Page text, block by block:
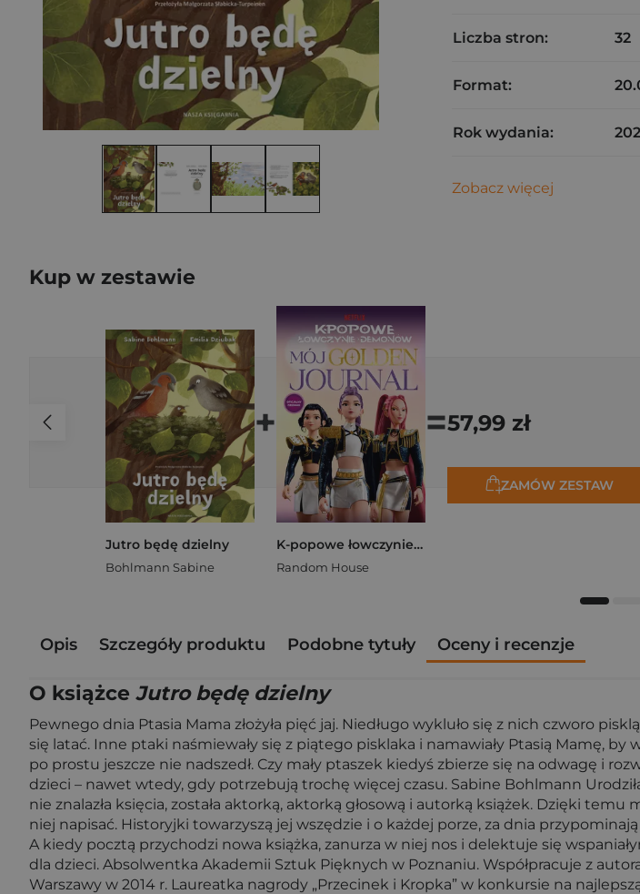
Liczba stron: 32
Format:
Rok wydania:
Zobacz więcej
Kup w zestawie
Jutro będę dzielny
Bohlmann Sabine
+
K-popowe łowczynie demonów. Mój golden journal. Oficjalny dziennik
Random House
=57,99 zł
ZAMÓW ZESTAW
Opis Szczegóły produktu Podobne tytuły Oceny i recenzje
O książce Jutro będę dzielny
Pewnego dnia Ptasia Mama złożyła pięć jaj. Niedługo wykluło się z nich czworo
się latać. Inne ptaki naśmiewały się z piątego pisklaka i namawiały Ptasią Mamę, by
po prostu jeszcze nie nadszedł. Czy mały ptaszek kiedyś zbierze się na odwagę i
dzieci – nawet wtedy, gdy potrzebują trochę więcej czasu. Sabine Bohlmann
nie znalazła księcia, została aktorką, aktorką głosową i autorką książek. Dzięki
niej napisać. Historyjki towarzyszą jej wszędzie i o każdej porze, za dnia
A kiedy pocztą przychodzi nowa książka, zanurza w niej nos i delektuje się
dla dzieci. Absolwentka Akademii Sztuk Pięknych w Poznaniu. Współpracuje z
Warszawy w 2014 r. Laureatka nagrody „Przecinek i Kropka” w konkursie na